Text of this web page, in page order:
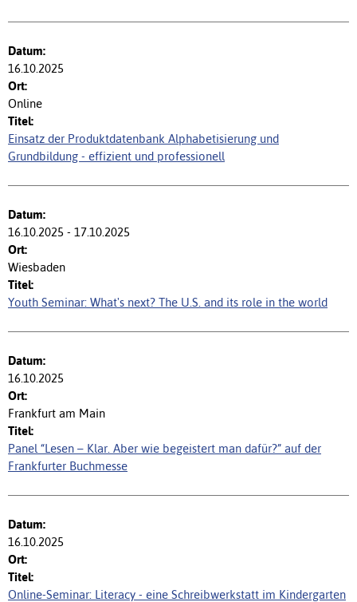
16.10.2025
Online
Einsatz der Produktdatenbank Alphabetisierung und
Grundbildung - effizient und professionell
16.10.2025 - 17.10.2025
Wiesbaden
Youth Seminar: What's next? The U.S. and its role in the world
16.10.2025
Frankfurt am Main
Panel “Lesen – Klar. Aber wie begeistert man dafür?” auf der
Frankfurter Buchmesse
16.10.2025
Online-Seminar: Literacy - eine Schreibwerkstatt im Kindergarten